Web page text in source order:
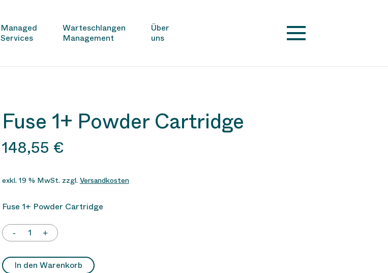
Managed
Services
Warteschlangen
Management
Über
uns
Fuse 1+ Powder Cartridge
148,55 €
exkl. 19 % MwSt. zzgl.Versandkosten
Fuse 1+ Powder Cartridge
In den Warenkorb